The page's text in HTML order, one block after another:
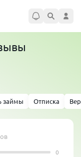
займы Отписка
0